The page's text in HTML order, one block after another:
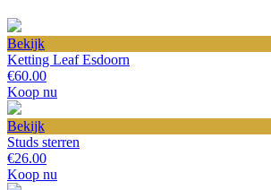
Bekijk
Ketting Leaf Esdoorn
€60.00
Koop nu
Bekijk
Studs sterren
€26.00
Koop nu